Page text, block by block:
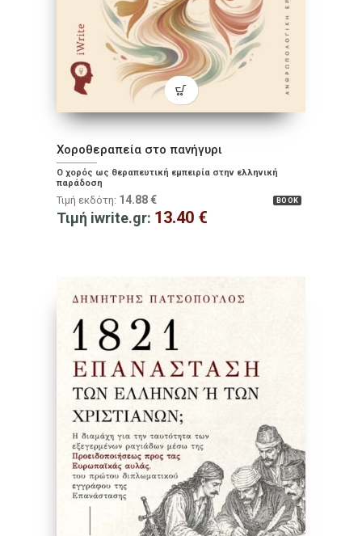
Χοροθεραπεία στο πανήγυρι
Ο χορός ως θεραπευτική εμπειρία στην ελληνική
παράδοση
BOOK
Τιμή εκδότη: 14.88 €
Τιμή iwrite.gr: 13.40 €